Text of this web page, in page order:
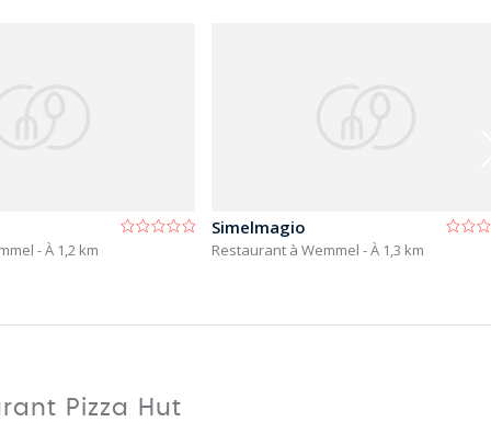
- À 1,2 km
Simelmagio
Restaurant à Wemmel - À 1,3 km
Pizza Hut